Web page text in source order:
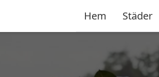
Hem Städer